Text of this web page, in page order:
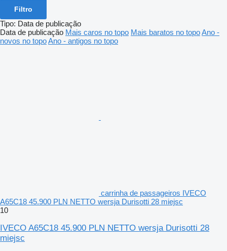
Filtro
Tipo: Data de publicação
Data de publicação Mais caros no topo Mais baratos no topoAno -
novos no topoAno - antigos no topo
carrinha de passageiros IVECO
A65C18 45.900 PLN NETTO wersja Durisotti 28 miejsc
10
IVECO A65C18 45.900 PLN NETTO wersja Durisotti 28
miejsc